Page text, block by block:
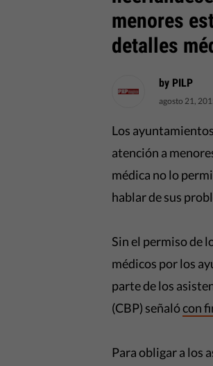
menores
detalles
by PILP
agosto 21,
Los
atención a
médica no lo
hablar de sus
Sin el permiso de
médicos por los
parte de los
(CBP) señalócon
Para obligar a los